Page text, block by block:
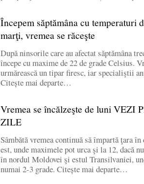
Începem săptămâna cu temperaturi
marţi, vremea se răceşte
După ninsorile care au afectat săptămâna
începe cu maxime de 22 de grade Celsius.
urmărească un tipar firesc, iar specialiştii
Citește mai departe…
Vremea se încălzeşte de luni VEZI
ZILE
Sâmbătă vremea continuă să împartă ţara
est, unde maximele pot urca şi la 12, dacă
în nordul Moldovei şi estul Transilvaniei,
numai 2-3 grade. Citește mai departe…